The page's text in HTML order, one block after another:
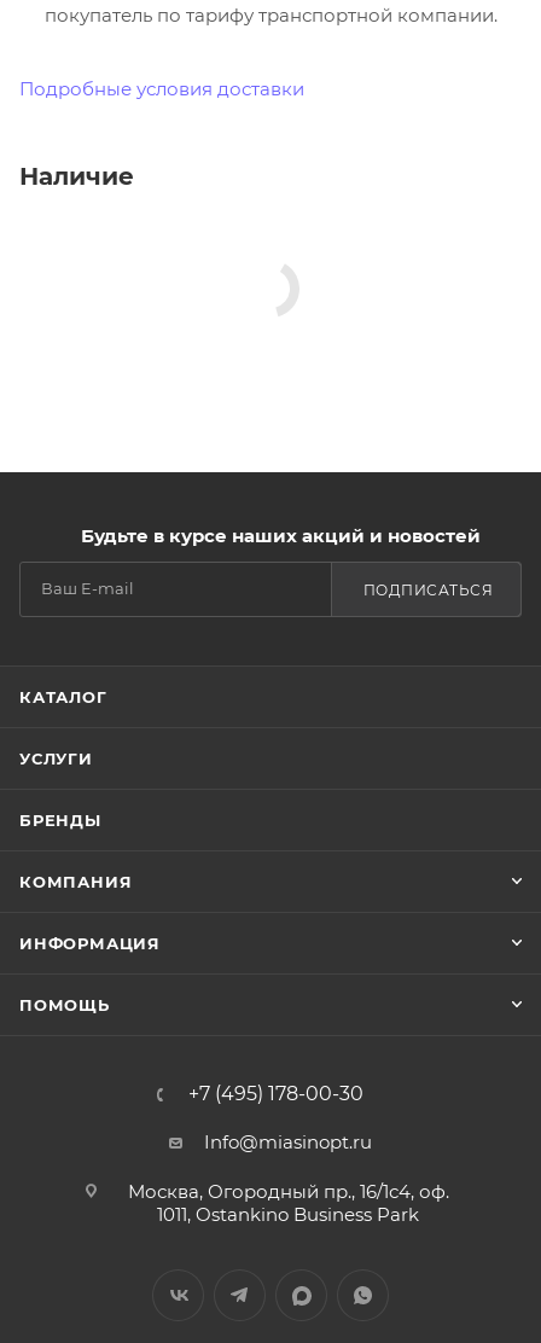
покупатель по тарифу транспортной компании.
Подробные условия доставки
Наличие
Будьте в курсе наших акций и новостей
ПОДПИСАТЬСЯ
КАТАЛОГ
УСЛУГИ
БРЕНДЫ
КОМПАНИЯ
ИНФОРМАЦИЯ
ПОМОЩЬ
+7 (495) 178-00-30
Info@miasinopt.ru
Москва, Огородный пр., 16/1с4, оф.
1011, Ostankino Business Park